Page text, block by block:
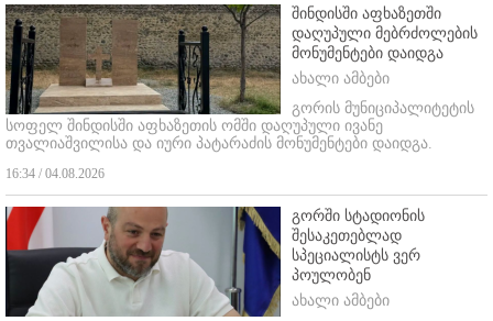
შინდისში აფხაზეთში
დაღუპული მებრძოლების
მონუმენტები დაიდგა
ახალი ამბები
გორის მუნიციპალიტეტის
სოფელ შინდისში აფხაზეთის ომში დაღუპული ივანე
თვალიაშვილისა და იური პატარაძის მონუმენტები დაიდგა.
16:34 / 04.08.2026
გორში სტადიონის
შესაკეთებლად
სპეციალისტს ვერ
პოულობენ
ახალი ამბები